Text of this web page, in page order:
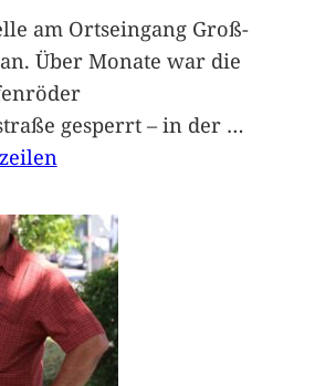
am Ortseingang Groß-
Über Monate war die
gesperrt – in der …